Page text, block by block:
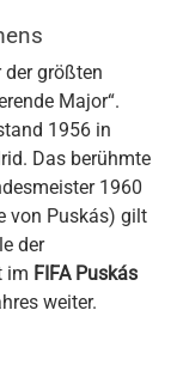
größten
Major“.
1956 in
Das berühmte
1960
von Puskás) gilt
der
im FIFA Puskás
weiter.